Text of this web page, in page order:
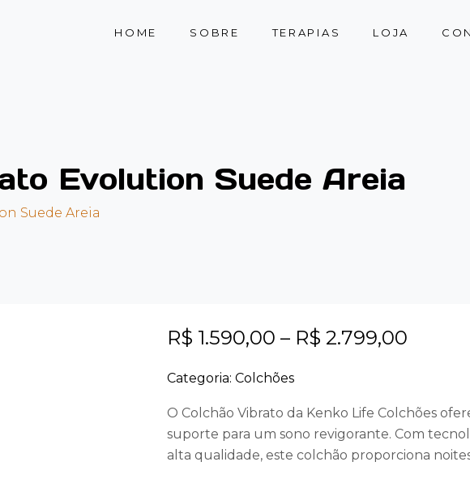
HOME SOBRE TERAPIAS LOJA
Evolution Suede Areia
Suede Areia
R$ 1.590,00 – R$ 2.799,00
Categoria: Colchões
O Colchão Vibrato da Kenko Life Colchões
suporte para um sono revigorante. Com
alta qualidade, este colchão proporciona